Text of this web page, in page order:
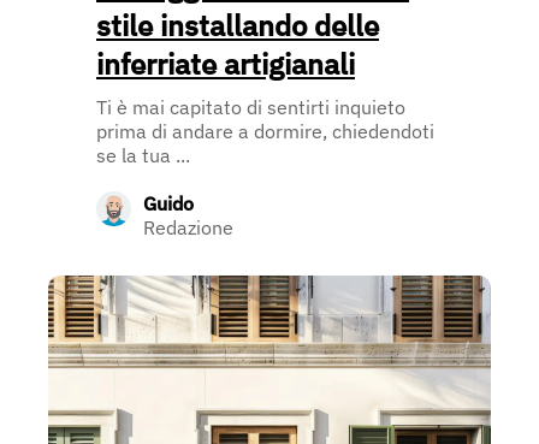
stile installando delle
inferriate artigianali
Ti è mai capitato di sentirti inquieto
prima di andare a dormire, chiedendoti
se la tua ...
Guido
Redazione